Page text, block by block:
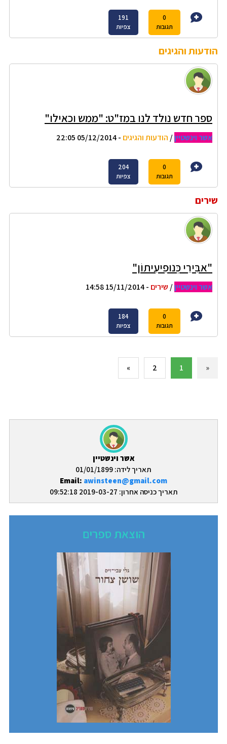
אשר וינשטיין
תאריך לידה: 01/01/1899
Email: awinsteen@gmail.com
תאריך כניסה אחרון: 2019-03-27 09:52:18
הוצאת ספרים
0
תגובות
191
צפיות
הודעות והגיגים
ספר חדש נולד לנו במז"ט: "ממש וכאילו"
אשר וינשטיין/ הודעות והגיגים - 05/12/2014 22:05
0
תגובות
204
צפיות
שירים
"אבִּירֵי כְּנוּפִיעִיתוֹן"
אשר וינשטיין/ שירים - 15/11/2014 14:58
0
תגובות
184
צפיות
«
1
2
»